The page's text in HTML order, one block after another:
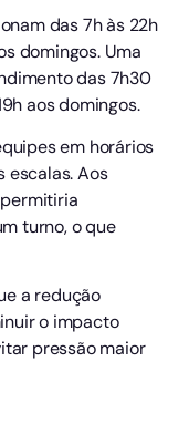
das 7h às 22h
domingos. Uma
das 7h30
aos domingos.
em horários
escalas. Aos
turno, o que
a redução
o impacto
pressão maior